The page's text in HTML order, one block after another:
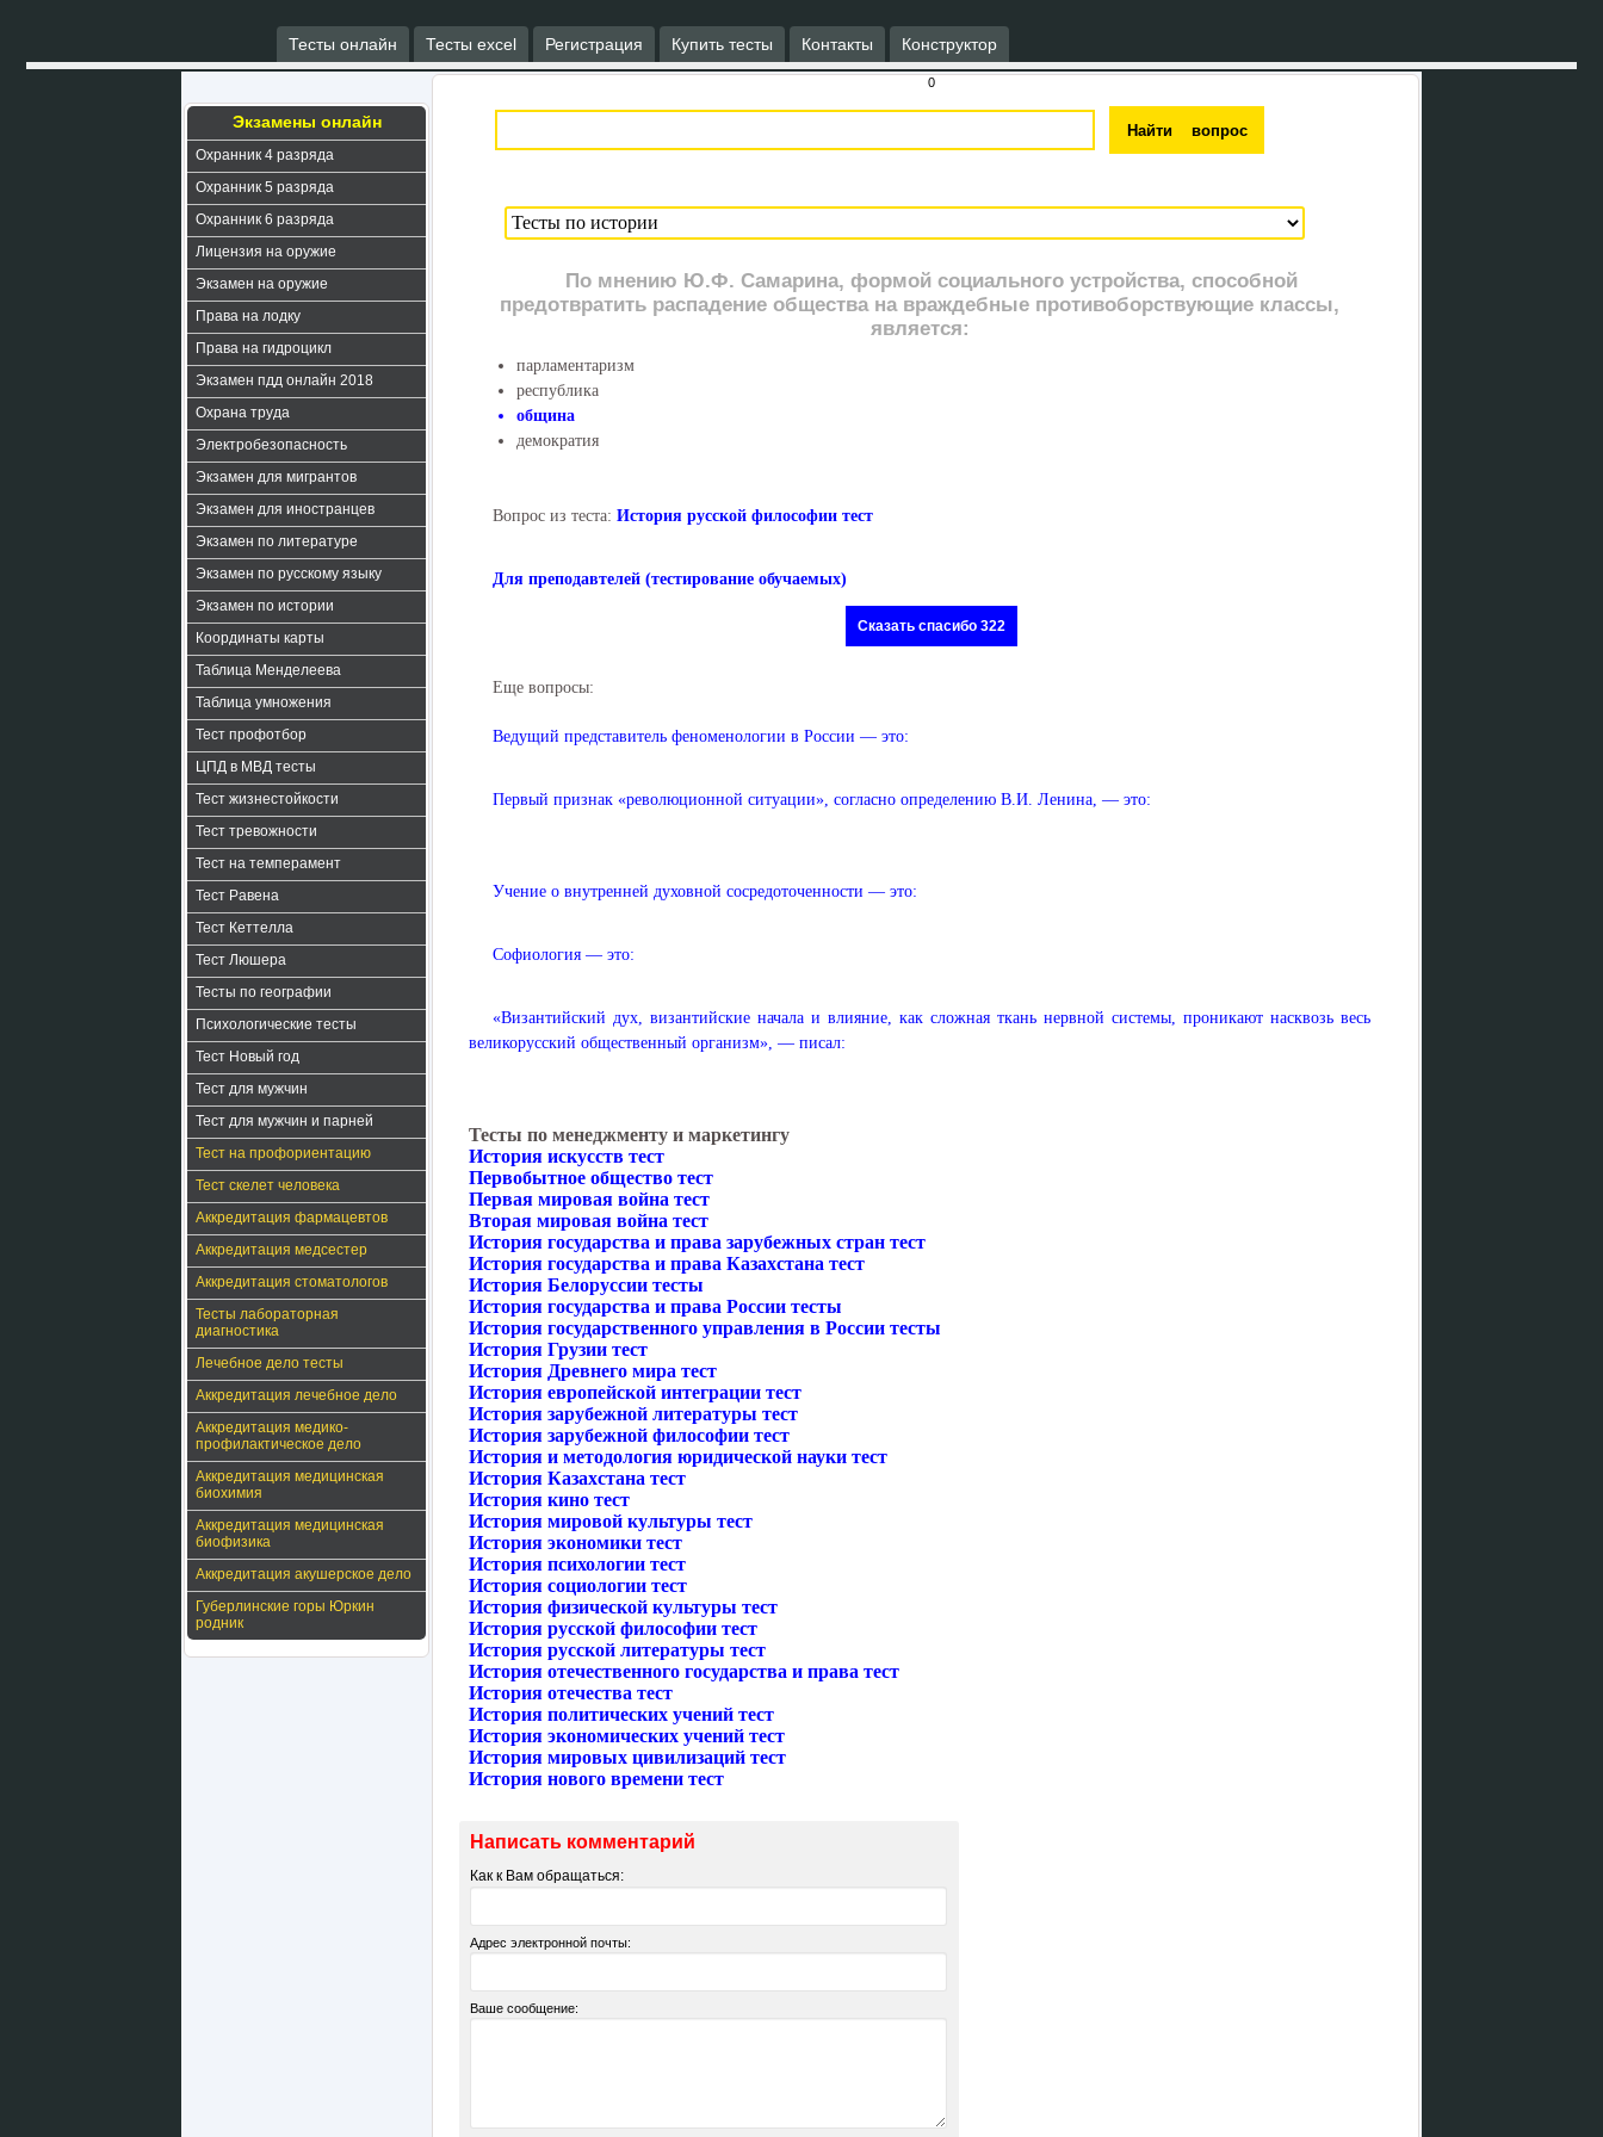
Тесты онлайн Тесты excel Регистрация Купить тесты Контакты Конструктор
Экзамены онлайн
Охранник 4 разряда
Охранник 5 разряда
Охранник 6 разряда
Лицензия на оружие
Экзамен на оружие
Права на лодку
Права на гидроцикл
Экзамен пдд онлайн 2018
Охрана труда
Электробезопасность
Экзамен для мигрантов
Экзамен для иностранцев
Экзамен по литературе
Экзамен по русскому языку
Экзамен по истории
Координаты карты
Таблица Менделеева
Таблица умножения
Тест профотбор
ЦПД в МВД тесты
Тест жизнестойкости
Тест тревожности
Тест на темперамент
Тест Равена
Тест Кеттелла
Тест Люшера
Тесты по географии
Психологические тесты
Тест Новый год
Тест для мужчин
Тест для мужчин и парней
Тест на профориентацию
Тест скелет человека
Аккредитация фармацевтов
Аккредитация медсестер
Аккредитация стоматологов
Тесты лабораторная
диагностика
Лечебное дело тесты
Аккредитация лечебное дело
Аккредитация медико-
профилактическое дело
Аккредитация медицинская
биохимия
Аккредитация медицинская
биофизика
Аккредитация акушерское дело
Губерлинские горы Юркин
родник
0
По мнению Ю.Ф. Самарина, формой социального устройства, способной
предотвратить распадение общества на враждебные противоборствующие классы,
является:
парламентаризм
республика
община
демократия
Вопрос из теста: История русской философии тест
Для преподавтелей (тестирование обучаемых)
Сказать спасибо 322
Еще вопросы:
Ведущий представитель феноменологии в России — это:
Первый признак «революционной ситуации», согласно определению В.И. Ленина, — это:
Учение о внутренней духовной сосредоточенности — это:
Софиология — это:
«Византийский дух, византийские начала и влияние, как сложная ткань нервной системы, проникают насквозь весь
великорусский общественный организм», — писал:
Тесты по менеджменту и маркетингу
История искусств тест
Первобытное общество тест
Первая мировая война тест
Вторая мировая война тест
История государства и права зарубежных стран тест
История государства и права Казахстана тест
История Белоруссии тесты
История государства и права России тесты
История государственного управления в России тесты
История Грузии тест
История Древнего мира тест
История европейской интеграции тест
История зарубежной литературы тест
История зарубежной философии тест
История и методология юридической науки тест
История Казахстана тест
История кино тест
История мировой культуры тест
История экономики тест
История психологии тест
История социологии тест
История физической культуры тест
История русской философии тест
История русской литературы тест
История отечественного государства и права тест
История отечества тест
История политических учений тест
История экономических учений тест
История мировых цивилизаций тест
История нового времени тест
Написать комментарий
Как к Вам обращаться:
Адрес электронной почты:
Ваше сообщение: